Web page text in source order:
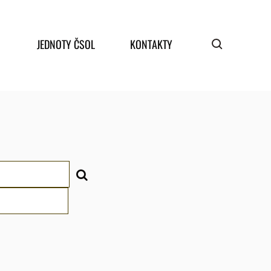
JEDNOTY ČSOL KONTAKTY